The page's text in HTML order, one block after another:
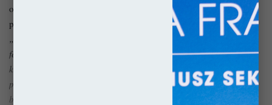
odnaleźć można niemal sześćset podobnych założeń! Świetnie
podsumowano to na stronie
, gdzie czytamy:
„Masywne bastiony i cytadele, okazałe pałace i średniowieczne,
feudalne, zamki idealnie wpisujące się w przepiękne, naturalne
krajobrazy są w stanie bez trudu udowodnić, że Szwajcaria
posiada prawo do dumy nie jedynie ze swoich niezawodnych
banków i precyzyjnych zegarków.”
Tym samym więc tworząc tę